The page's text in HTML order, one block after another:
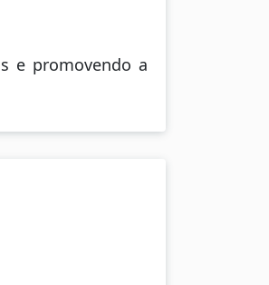
e promovendo a